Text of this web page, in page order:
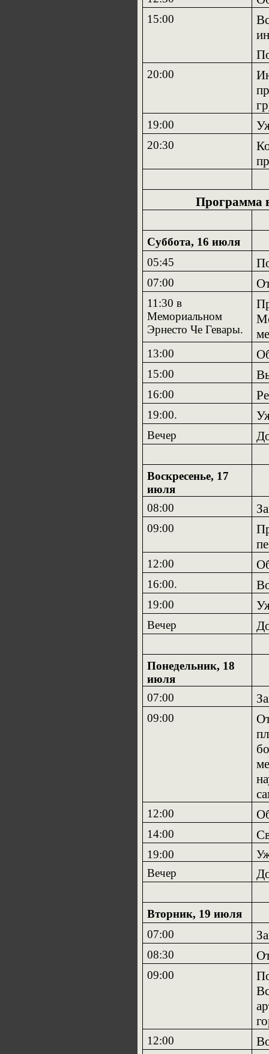
15:00
20:00
19:00
20:30
Программа
Суббота, 16 июля
05:45
07:00
11:30 в
Мемориальном
Эрнесто Че Гевары.
13:00
15:00
16:00
19:00.
Вечер
Воскресенье, 17
июля
08:00
09:00
12:00
16:00.
19:00
Вечер
Понедельник, 18
июля
07:00
09:00
12:00
14:00
19:00
Вечер
Вторник, 19 июля
07:00
08:30
09:00
12:00